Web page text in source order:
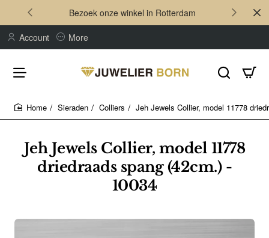
Bezoek onze winkel in Rotterdam
Account More
Jeh Jewels Collier, model 11778
driedraads spang (42cm.) -
10034
Sieraden Colliers Jeh Jewels Collier, model 11778